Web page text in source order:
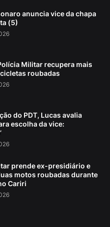
anuncia vice da chapa
(5)
Militar recupera mais
roubadas
do PDT, Lucas avalia
escolha da vice:
prende ex-presidiário e
motos roubadas durante
Cariri